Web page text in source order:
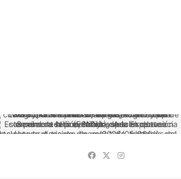
Facebook
X Instagram